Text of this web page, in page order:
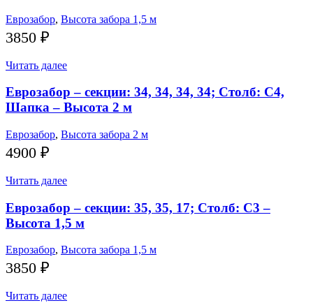
Еврозабор, Высота забора 1,5 м
3850 ₽
Читать далее
Еврозабор – секции: 34, 34, 34, 34; Столб: С4,
Шапка – Высота 2 м
Еврозабор, Высота забора 2 м
4900 ₽
Читать далее
Еврозабор – секции: 35, 35, 17; Столб: С3 –
Высота 1,5 м
Еврозабор, Высота забора 1,5 м
3850 ₽
Читать далее